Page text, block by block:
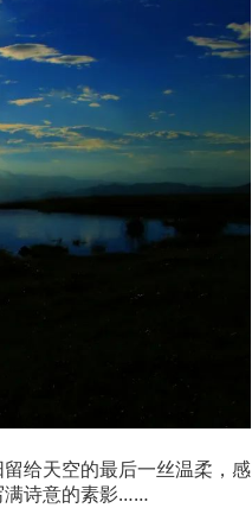
给天空的最后一丝温柔，感
满诗意的素影……